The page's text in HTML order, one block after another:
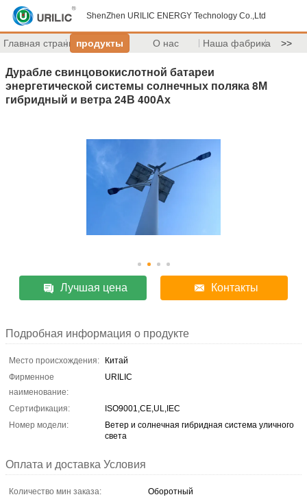
ShenZhen URILIC ENERGY Technology Co.,Ltd
Главная страницапродукты О нас Наша фабрика >>
Дурабле свинцовокислотной батареи
энергетической системы солнечных поляка 8М
гибридный и ветра 24В 400Ах
Лучшая цена Контакты
Подробная информация о продукте
Место происхождения:
Китай
Фирменное
наименование:
URILIC
Сертификация:
ISO9001,CE,UL,IEC
Номер модели:
Ветер и солнечная гибридная система уличного
света
Оплата и доставка Условия
Количество мин заказа:
Оборотный